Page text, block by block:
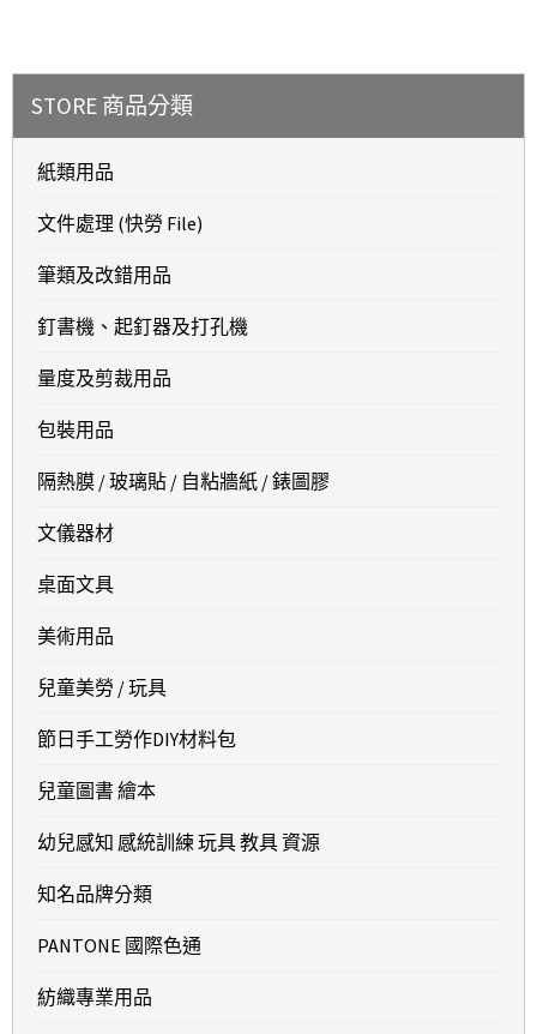
STORE 商品分類
紙類用品
文件處理 (快勞 File)
筆類及改錯用品
釘書機、起釘器及打孔機
量度及剪裁用品
包裝用品
隔熱膜 / 玻璃貼 / 自粘牆紙 / 錶圖膠
文儀器材
桌面文具
美術用品
兒童美勞 / 玩具
節日手工勞作DIY材料包
兒童圖書 繪本
幼兒感知 感統訓練 玩具 教具 資源
知名品牌分類
PANTONE 國際色通
紡織專業用品